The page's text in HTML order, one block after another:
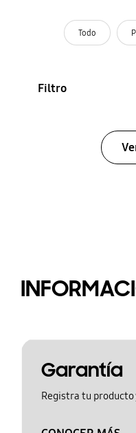
Todo
Filtro
Garantía
Registra tu producto